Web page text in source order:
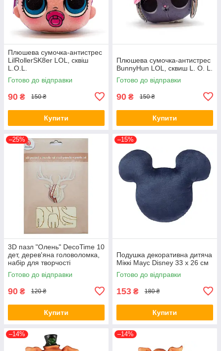
Плюшева сумочка-антистрес
LilRollerSK8er LOL, сквіш
L.O.L.
Готово до відправки
90 ₴ 150 ₴
Купити
Плюшева сумочка-антистрес
BunnyHun LOL, сквиш L. O. L.
Готово до відправки
90 ₴ 150 ₴
Купити
–25%
3D пазл "Олень" DecoTime 10
дет, дерев'яна головоломка,
набір для творчості
Готово до відправки
90 ₴ 120 ₴
Купити
–15%
Подушка декоративна дитяча
Міккі Маус Disney 33 х 26 см
Готово до відправки
153 ₴ 180 ₴
Купити
–14% –14%